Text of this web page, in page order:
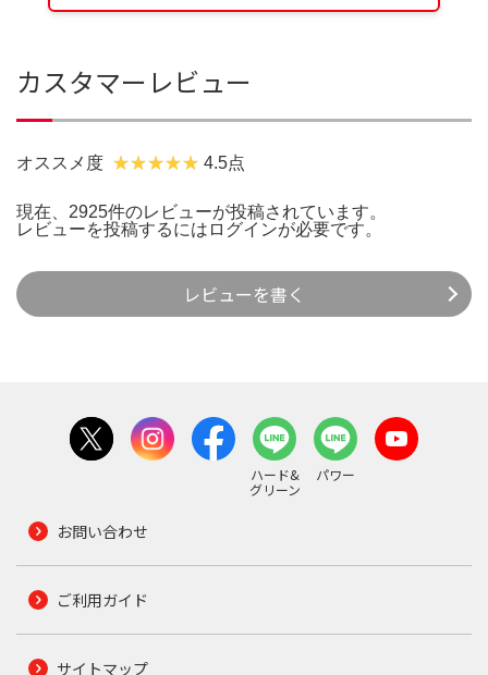
カスタマーレビュー
オススメ度 4.5点
現在、2925件のレビューが投稿されています。
レビューを投稿するには ログインが必要です。
レビューを書く
ハード&
グリーン
パワー
お問い合わせ
ご利用ガイド
サイトマップ